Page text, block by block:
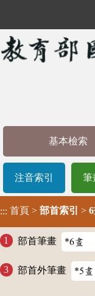
基本檢索
注音索引 筆
::: 首頁 > 部首索引 >
部首筆畫
部首外筆畫